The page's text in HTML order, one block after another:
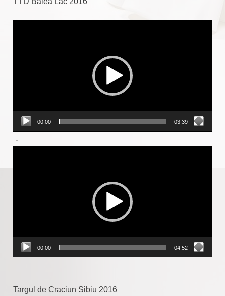
00:00 03:39
.
00:00 04:52
Targul de Craciun Sibiu 2016